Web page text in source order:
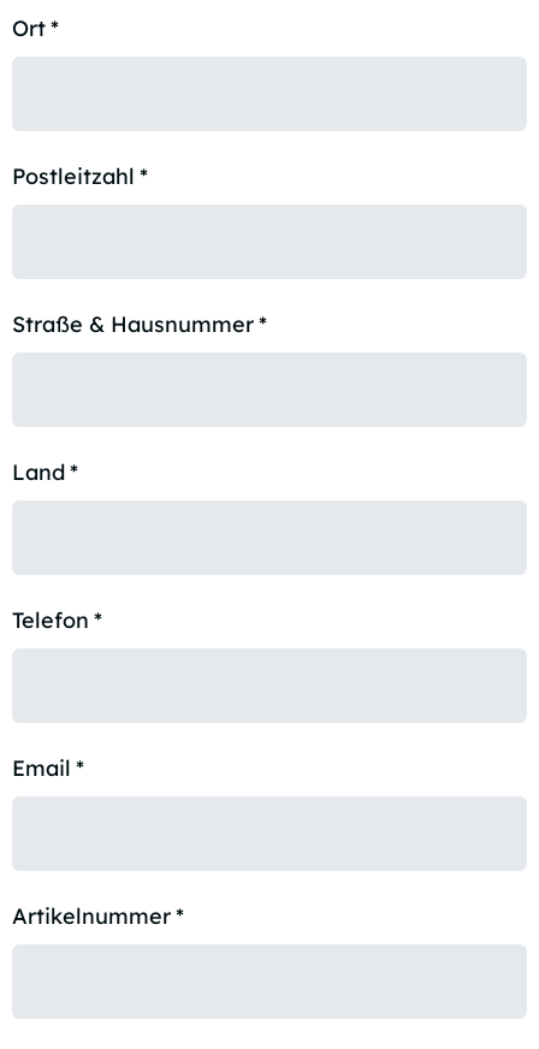
Ort*
Postleitzahl *
Straße & Hausnummer*
Land*
Telefon *
Email *
Artikelnummer*